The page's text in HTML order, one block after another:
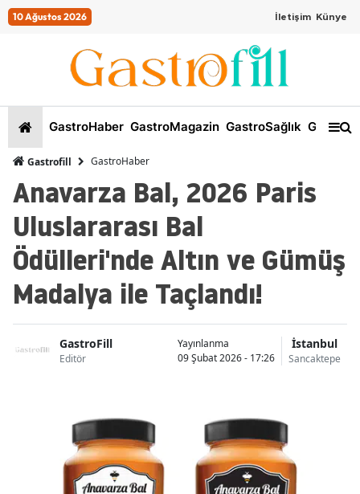
10 Ağustos 2026 İletişim Künye
GastroHaber GastroMagazin GastroSağlık
Gastrofill GastroHaber
Anavarza Bal, 2026 Paris
Uluslararası Bal
Ödülleri'nde Altın ve Gümüş
Madalya ile Taçlandı!
GastroFill
Editör
Yayınlanma
09 Şubat 2026 - 17:26
İstanbul
Sancaktepe